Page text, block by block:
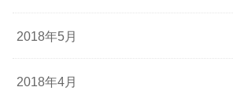
2018年5月
2018年4月